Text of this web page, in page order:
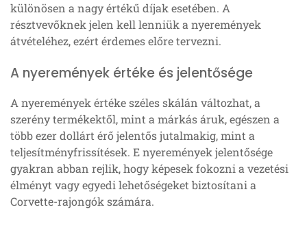
különösen a nagy értékű díjak esetében. A
résztvevőknek jelen kell lenniük a nyeremények
átvételéhez, ezért érdemes előre tervezni.
A nyeremények értéke és jelentősége
A nyeremények értéke széles skálán változhat, a
szerény termékektől, mint a márkás áruk, egészen a
több ezer dollárt érő jelentős jutalmakig, mint a
teljesítményfrissítések. E nyeremények jelentősége
gyakran abban rejlik, hogy képesek fokozni a vezetési
élményt vagy egyedi lehetőségeket biztosítani a
Corvette-rajongók számára.